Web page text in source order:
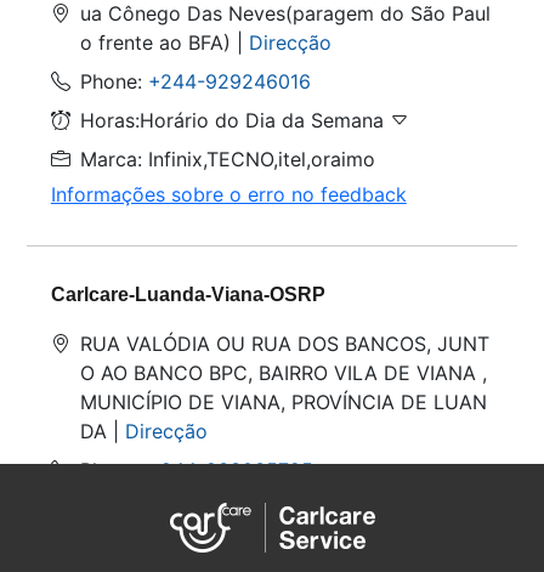
ua Cônego Das Neves(paragem do São Paul
o frente ao BFA) | Direcção
Phone: +244-929246016
Horas:Horário do Dia da Semana
Marca: Infinix,TECNO,itel,oraimo
Informações sobre o erro no feedback
Carlcare-Luanda-Viana-OSRP
RUA VALÓDIA OU RUA DOS BANCOS, JUNT
O AO BANCO BPC, BAIRRO VILA DE VIANA ,
MUNICÍPIO DE VIANA, PROVÍNCIA DE LUAN
DA | Direcção
Phone:+244-933035725
Horas:Horário do Dia da Semana
Marca: Carlcare,Infinix,TECNO,VILLAON,itel,o